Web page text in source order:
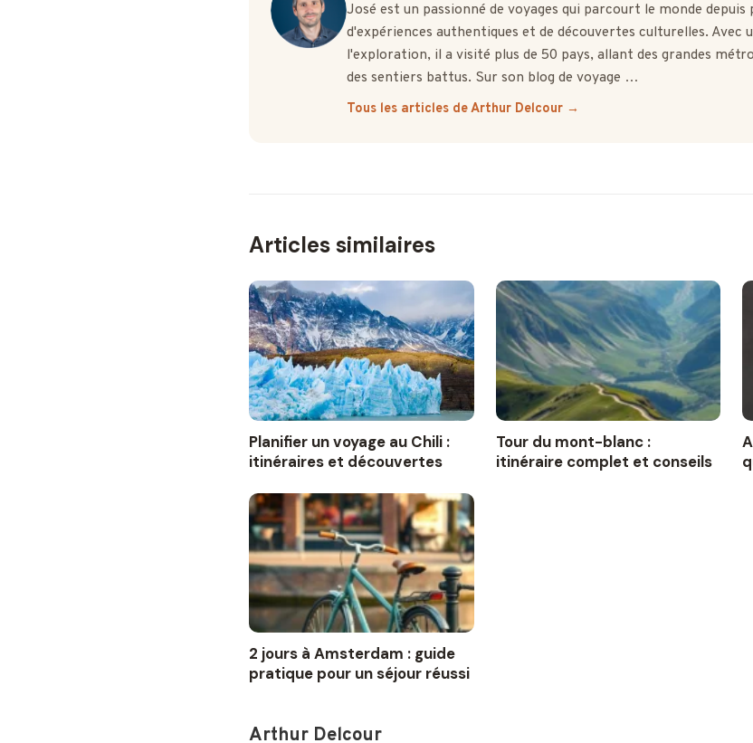
José est un passionné de voyages qui parcourt le monde depuis
d'expériences authentiques et de découvertes culturelles. Avec
l'exploration, il a visité plus de 50 pays, allant des grandes
des sentiers battus. Sur son blog de voyage …
Tous les articles de Arthur Delcour →
Articles similaires
Planifier un voyage au Chili :
itinéraires et découvertes
Tour du mont-blanc :
itinéraire complet et conseils
2 jours à Amsterdam : guide
pratique pour un séjour réussi
Arthur Delcour